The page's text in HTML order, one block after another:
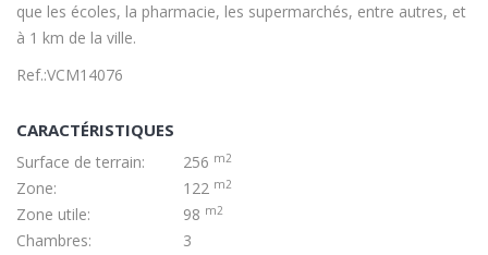
que les écoles, la pharmacie, les supermarchés, entre autres, et
à 1 km de la ville.
Ref.:VCM14076
CARACTÉRISTIQUES
Surface de terrain: 256 m2
Zone: 122 m2
Zone utile: 98 m2
Chambres:
3